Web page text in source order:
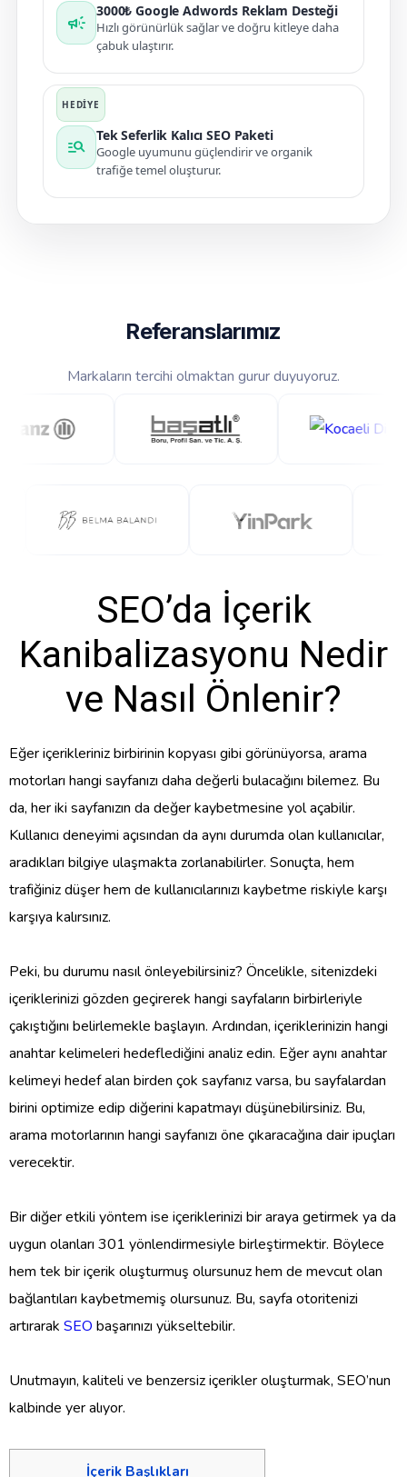
campaign
3000₺ Google Adwords Reklam Desteği
Hızlı görünürlük sağlar ve doğru kitleye daha
çabuk ulaştırır.
manage_search
Tek Seferlik Kalıcı SEO Paketi
Google uyumunu güçlendirir ve organik
trafiğe temel oluşturur.
Referanslarımız
Markaların tercihi olmaktan gurur duyuyoruz.
SEO’da İçerik
Kanibalizasyonu Nedir
ve Nasıl Önlenir?
Eğer içerikleriniz birbirinin kopyası gibi görünüyorsa, arama
motorları hangi sayfanızı daha değerli bulacağını bilemez. Bu
da, her iki sayfanızın da değer kaybetmesine yol açabilir.
Kullanıcı deneyimi açısından da aynı durumda olan kullanıcılar,
aradıkları bilgiye ulaşmakta zorlanabilirler. Sonuçta, hem
trafiğiniz düşer hem de kullanıcılarınızı kaybetme riskiyle karşı
karşıya kalırsınız.
Peki, bu durumu nasıl önleyebilirsiniz? Öncelikle, sitenizdeki
içeriklerinizi gözden geçirerek hangi sayfaların birbirleriyle
çakıştığını belirlemekle başlayın. Ardından, içeriklerinizin hangi
anahtar kelimeleri hedeflediğini analiz edin. Eğer aynı anahtar
kelimeyi hedef alan birden çok sayfanız varsa, bu sayfalardan
birini optimize edip diğerini kapatmayı düşünebilirsiniz. Bu,
arama motorlarının hangi sayfanızı öne çıkaracağına dair ipuçları
verecektir.
Bir diğer etkili yöntem ise içeriklerinizi bir araya getirmek ya da
uygun olanları 301 yönlendirmesiyle birleştirmektir. Böylece
hem tek bir içerik oluşturmuş olursunuz hem de mevcut olan
bağlantıları kaybetmemiş olursunuz. Bu, sayfa otoritenizi
artırarak SEO başarınızı yükseltebilir.
Unutmayın, kaliteli ve benzersiz içerikler oluşturmak, SEO’nun
kalbinde yer alıyor.
İçerik Başlıkları